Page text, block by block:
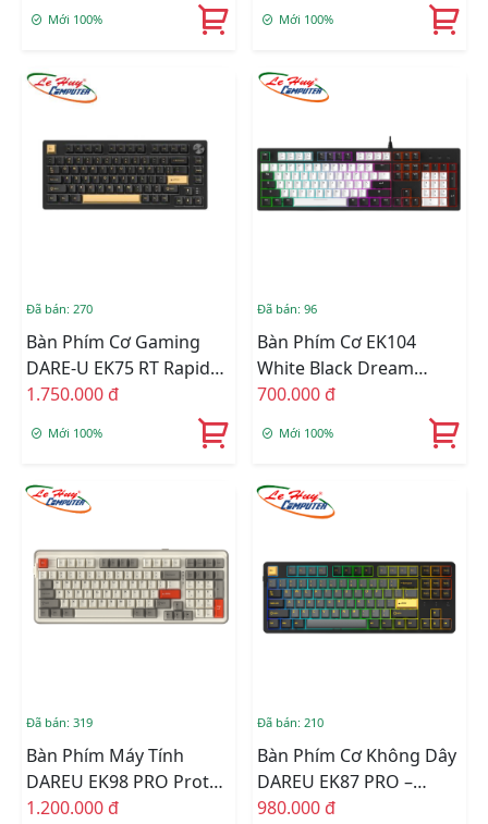
Mới 100% Mới 100%
Đã bán: 270
Bàn Phím Cơ Gaming
DARE-U EK75 RT Rapid
Trigger RGB
1.750.000 đ
Mới 100%
Đã bán: 96
Bàn Phím Cơ EK104
White Black Dream
Switch
700.000 đ
Mới 100%
Đã bán: 319
Bàn Phím Máy Tính
DAREU EK98 PRO Proto
Dream Switch
1.200.000 đ
Đã bán: 210
Bàn Phím Cơ Không Dây
DAREU EK87 PRO –
BLACK GOLDEN
980.000 đ